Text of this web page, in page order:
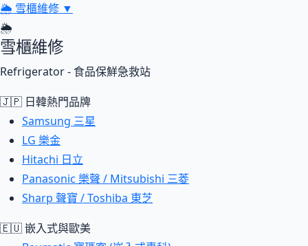
🌦 雪櫃維修 ▼
🌦
雪櫃維修
Refrigerator - 食品保鮮急救站
🇯🇵 日韓熱門品牌
Samsung 三星
LG 樂金
Hitachi 日立
Panasonic 樂聲 / Mitsubishi 三菱
Sharp 聲寶 / Toshiba 東芝
🇪🇺 嵌入式與歐美